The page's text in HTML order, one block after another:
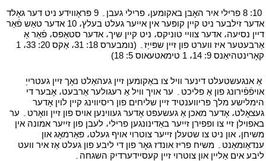
10: 8 פרילי איר האָבן באקומען، פרילי געבן۔ 9 פּראָווידע ניט דער גאָלד
אדער זילבער ניט קיין קופּער אין אייער געלט בעלץ، 10 אדער טאַש פֿאַר
דיין נסיעה، אדער צוויי טוניקס، ניט קיין שיך، אדער סטאַפס، פֿאַר אַ
אַרבעטער איז ווערט פון זיין שפּייַז۔ (נומבערס 18: 31، אַקס 20: 33، 1
קאָרינטהיאַנס 9: 14، 1 טימאטעאוס 5: 18)
אַ אנגעשטעלט דינער וויל צו באַקומען זיין געהאַלט נאָך זיין געטרייַ
אויפֿפֿירונג פון אַ פליכט۔ ער אויך וויל אַ רעגולער אַרבעט، אָבער די
הימלישע מלך פּריווענטיד זיין שליחים פון ריסיווינג קיין לוין אָדער
געצאָלט، אָדער מאכן אַ געשעפט אָדער געווינען אויס פון זיין וואָרט۔ ער
באפוילן זיי צו ופפירן זייער באַדינונגען פרילי، לעבן פון זייער אמונה אין
משיחן، און ניט צו שטעלן זייער צוטרוי אויף געלט، פאַרמאָג און
ענדאַומאַנט۔ משיח פריז אונדז גאָר פון די ליבע פון ​​געלט אַז איר וועט
ליבע אים אַליין און צוטרוי זיין קעסיידערדיק השגחה۔